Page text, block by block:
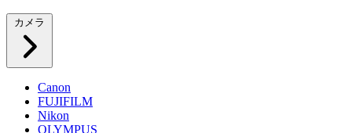
カメラ
Canon
FUJIFILM
Nikon
OLYMPUS